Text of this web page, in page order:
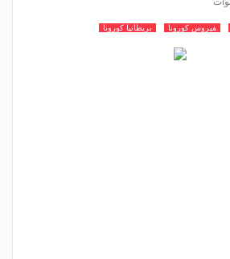
فيروس كورونا بريطانيا كورونا